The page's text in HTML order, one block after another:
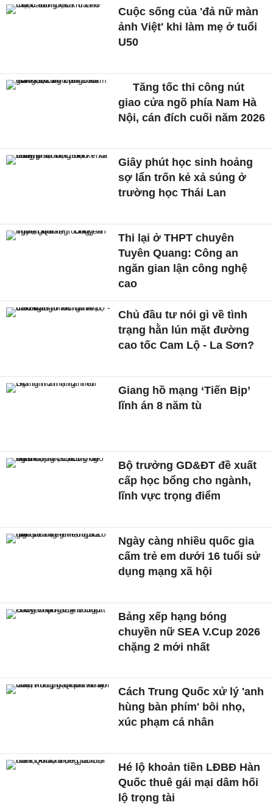
Cuộc sống của 'đả nữ màn
ảnh Việt' khi làm mẹ ở tuổi
U50
Tăng tốc thi công nút
giao cửa ngõ phía Nam Hà
Nội, cán đích cuối năm 2026
Giây phút học sinh hoảng
sợ lẩn trốn kẻ xả súng ở
trường học Thái Lan
Thi lại ở THPT chuyên
Tuyên Quang: Công an
ngăn gian lận công nghệ
cao
Chủ đầu tư nói gì về tình
trạng hằn lún mặt đường
cao tốc Cam Lộ - La Sơn?
Giang hồ mạng ‘Tiến Bịp’
lĩnh án 8 năm tù
Bộ trưởng GD&ĐT đề xuất
cấp học bổng cho ngành,
lĩnh vực trọng điểm
Ngày càng nhiều quốc gia
cấm trẻ em dưới 16 tuổi sử
dụng mạng xã hội
Bảng xếp hạng bóng
chuyền nữ SEA V.Cup 2026
chặng 2 mới nhất
Cách Trung Quốc xử lý 'anh
hùng bàn phím' bôi nhọ,
xúc phạm cá nhân
Hé lộ khoản tiền LĐBĐ Hàn
Quốc thuê gái mại dâm hối
lộ trọng tài